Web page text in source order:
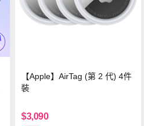
【Apple】AirTag (第 2 代) 4件
裝
$3,090